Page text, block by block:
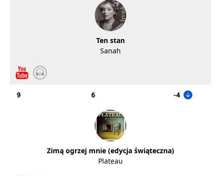
Ten stan
Sanah
9 6 -4
Zimą ogrzej mnie (edycja świąteczna)
Plateau